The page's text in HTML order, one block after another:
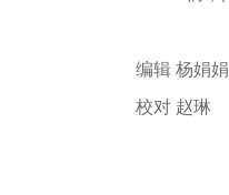
编辑 杨娟娟
校对 赵琳